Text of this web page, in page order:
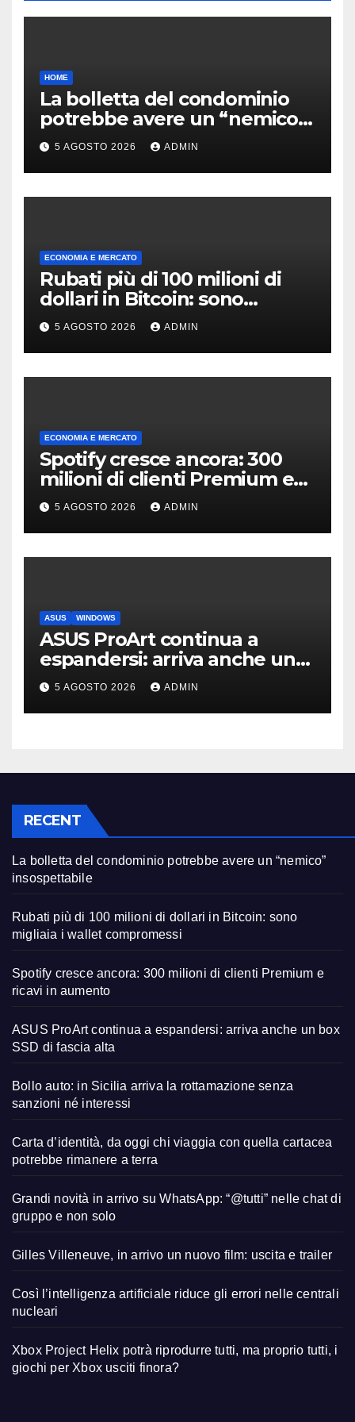
HOME
La bolletta del condominio
potrebbe avere un “nemico”
insospettabile
5 AGOSTO 2026 ADMIN
ECONOMIA E MERCATO
Rubati più di 100 milioni di
dollari in Bitcoin: sono
migliaia i wallet compromessi
5 AGOSTO 2026 ADMIN
ECONOMIA E MERCATO
Spotify cresce ancora: 300
milioni di clienti Premium e
ricavi in aumento
5 AGOSTO 2026 ADMIN
ASUS WINDOWS
ASUS ProArt continua a
espandersi: arriva anche un
box SSD di fascia alta
5 AGOSTO 2026 ADMIN
RECENT
La bolletta del condominio potrebbe avere un “nemico”
insospettabile
Rubati più di 100 milioni di dollari in Bitcoin: sono
migliaia i wallet compromessi
Spotify cresce ancora: 300 milioni di clienti Premium e
ricavi in aumento
ASUS ProArt continua a espandersi: arriva anche un box
SSD di fascia alta
Bollo auto: in Sicilia arriva la rottamazione senza
sanzioni né interessi
Carta d’identità, da oggi chi viaggia con quella cartacea
potrebbe rimanere a terra
Grandi novità in arrivo su WhatsApp: “@tutti” nelle chat di
gruppo e non solo
Gilles Villeneuve, in arrivo un nuovo film: uscita e trailer
Così l’intelligenza artificiale riduce gli errori nelle centrali
nucleari
Xbox Project Helix potrà riprodurre tutti, ma proprio tutti, i
giochi per Xbox usciti finora?